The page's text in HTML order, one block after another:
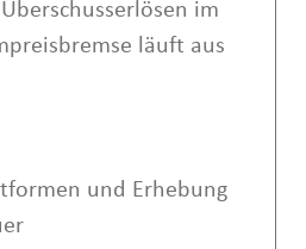
im
läuft aus
und Erhebung